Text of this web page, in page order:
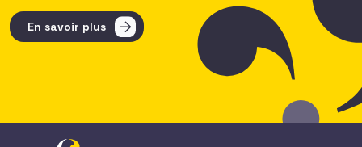
En savoir plus